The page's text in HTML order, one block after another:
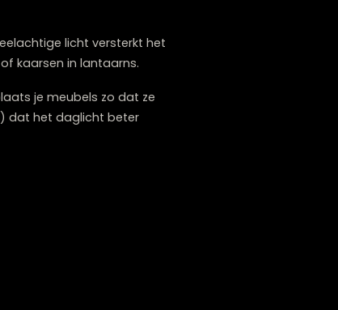
In de herfst en winter, wanneer
met meerdere lichtbronnen op
Dit geelachtige licht versterkt het
of kaarsen in lantaarns.
Verplaats je meubels zo dat ze